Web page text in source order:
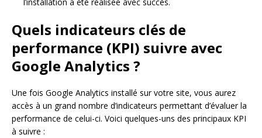
Quels indicateurs clés de
performance (KPI) suivre avec
Google Analytics ?
Une fois Google Analytics installé sur votre site, vous aurez
accès à un grand nombre d’indicateurs permettant d’évaluer la
performance de celui-ci. Voici quelques-uns des principaux KPI
à suivre :